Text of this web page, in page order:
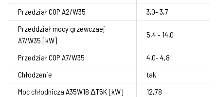
Przedział COP A2/W35
3,0- 3,7
Przeddział mocy grzewczaej
A7/W35 [kW]
5,4 - 14,0
Przedział COP A7/W35
4,0- 4,8
Chłodzenie
tak
Moc chłodnicza A35W18 ΔT5K [kW]
12,78